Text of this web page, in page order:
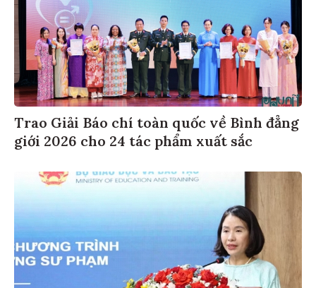
Trao Giải Báo chí toàn quốc về Bình đẳng
giới 2026 cho 24 tác phẩm xuất sắc